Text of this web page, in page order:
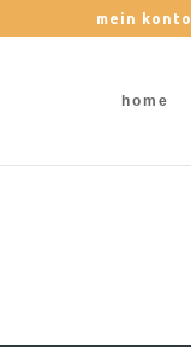
mein konto
home